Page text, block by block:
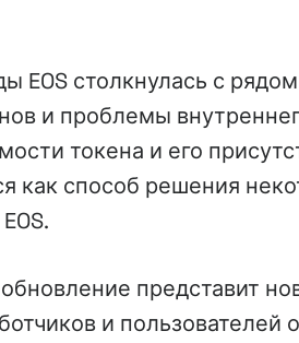
EOS столкнулась с
и проблемы
токена и его
как способ решения
представит
и